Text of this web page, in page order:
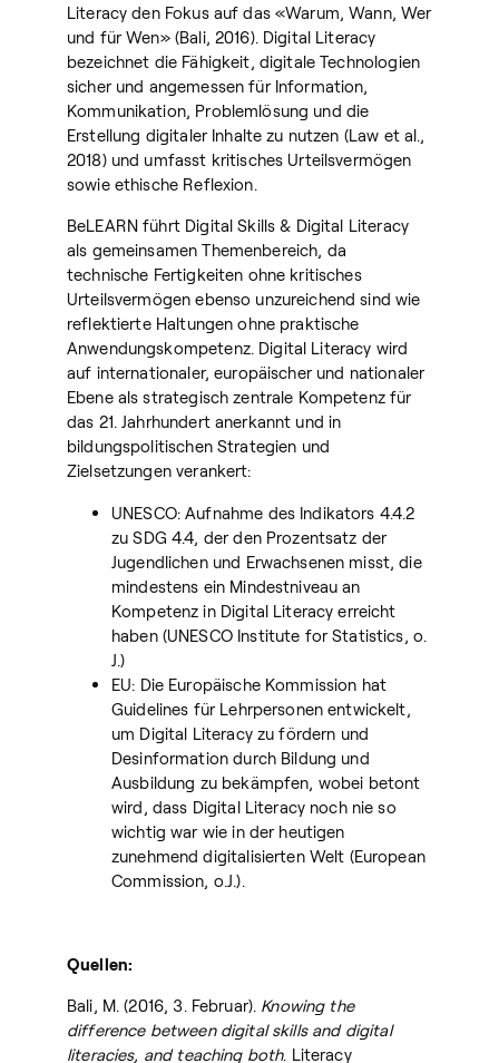
Literacy den Fokus auf das «Warum, Wann, Wer
und für Wen» (Bali, 2016). Digital Literacy
bezeichnet die Fähigkeit, digitale Technologien
sicher und angemessen für Information,
Kommunikation, Problemlösung und die
Erstellung digitaler Inhalte zu nutzen (Law et al.,
2018) und umfasst kritisches Urteilsvermögen
sowie ethische Reflexion.
BeLEARN führt Digital Skills & Digital Literacy
als gemeinsamen Themenbereich, da
technische Fertigkeiten ohne kritisches
Urteilsvermögen ebenso unzureichend sind wie
reflektierte Haltungen ohne praktische
Anwendungskompetenz. Digital Literacy wird
auf internationaler, europäischer und nationaler
Ebene als strategisch zentrale Kompetenz für
das 21. Jahrhundert anerkannt und in
bildungspolitischen Strategien und
Zielsetzungen verankert:
UNESCO: Aufnahme des Indikators 4.4.2
zu SDG 4.4, der den Prozentsatz der
Jugendlichen und Erwachsenen misst, die
mindestens ein Mindestniveau an
Kompetenz in Digital Literacy erreicht
haben (UNESCO Institute for Statistics, o.
J.)
EU: Die Europäische Kommission hat
Guidelines für Lehrpersonen entwickelt,
um Digital Literacy zu fördern und
Desinformation durch Bildung und
Ausbildung zu bekämpfen, wobei betont
wird, dass Digital Literacy noch nie so
wichtig war wie in der heutigen
zunehmend digitalisierten Welt (European
Commission, o.J.).
Quellen:
Bali, M. (2016, 3. Februar). Knowing the
difference between digital skills and digital
literacies, and teaching both. Literacy